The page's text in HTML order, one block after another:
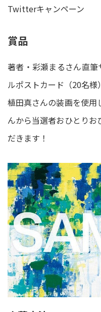
Twitterキャンペーン
賞品
著者・彩瀬まるさん直
ルポストカード（20名様）
植田真さんの装画を使用
んから当選者おひとり
だきます！